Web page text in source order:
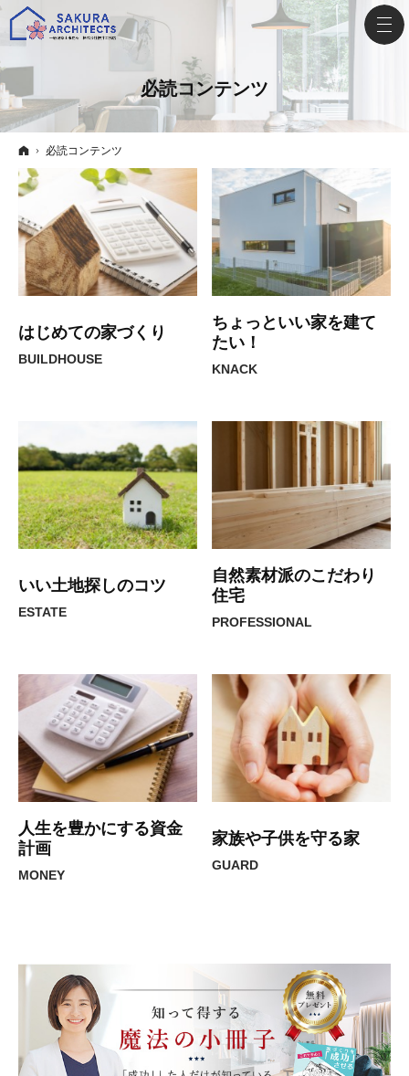
必読コンテンツ
ホーム
必読コンテンツ
はじめての家づくり
BUILDHOUSE
ちょっといい家を建て
たい！
KNACK
いい土地探しのコツ
ESTATE
自然素材派のこだわり
住宅
PROFESSIONAL
人生を豊かにする資金
計画
MONEY
家族や子供を守る家
GUARD